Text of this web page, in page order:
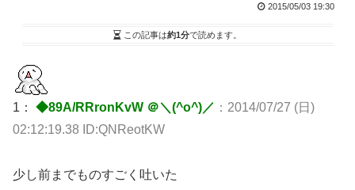
2015/05/03 19:30
この記事は約1分で読めます。
1： ◆89A/RRronKvW ＠＼(^o^)／ ：2014/07/27 (日)
02:12:19.38 ID:QNReotKW
少し前までものすごく吐いた